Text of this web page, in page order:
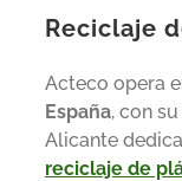
Reciclaje
Acteco opera
España, con
Alicante
reciclaje de